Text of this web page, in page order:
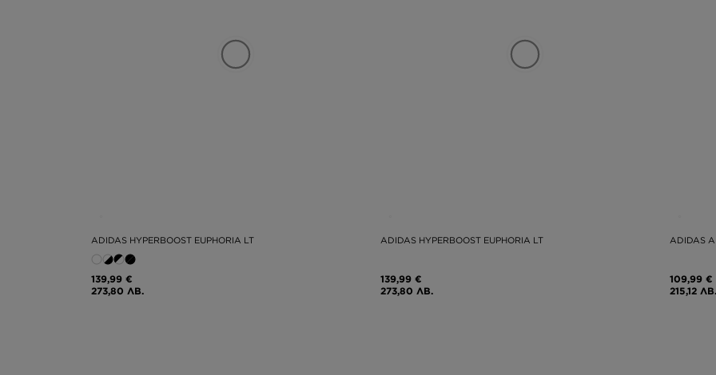
ADIDAS HYPERBOOST EUPHORIA LT
139,99 €
273,80 ЛВ.
ADIDAS HYPERBOOST EUPHORIA LT
139,99 €
273,80 ЛВ.
ADIDAS
109,99 €
215,12 ЛВ.